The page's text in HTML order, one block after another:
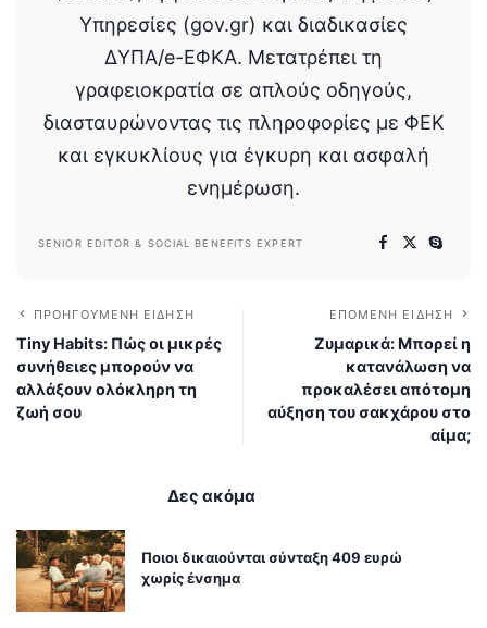
Υπηρεσίες (gov.gr) και διαδικασίες
ΔΥΠΑ/e-ΕΦΚΑ. Μετατρέπει τη
γραφειοκρατία σε απλούς οδηγούς,
διασταυρώνοντας τις πληροφορίες με ΦΕΚ
και εγκυκλίους για έγκυρη και ασφαλή
ενημέρωση.
SENIOR EDITOR & SOCIAL BENEFITS EXPERT
ΠΡΟΗΓΟΎΜΕΝΗ ΕΊΔΗΣΗ
Tiny Habits: Πώς οι μικρές
συνήθειες μπορούν να
αλλάξουν ολόκληρη τη
ζωή σου
ΕΠΌΜΕΝΗ ΕΊΔΗΣΗ
Ζυμαρικά: Μπορεί η
κατανάλωση να
προκαλέσει απότομη
αύξηση του σακχάρου στο
αίμα;
Δες ακόμα
Ποιοι δικαιούνται σύνταξη 409 ευρώ
χωρίς ένσημα